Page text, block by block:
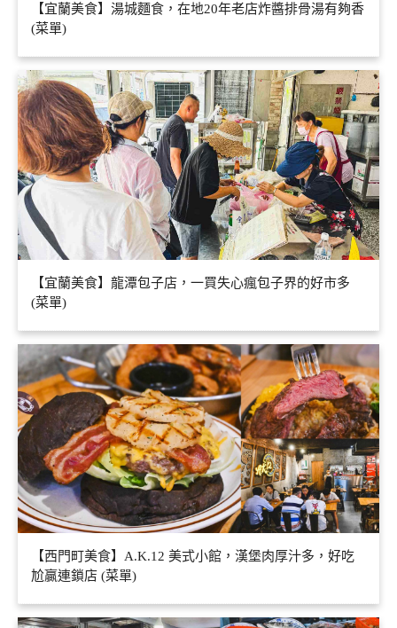
【宜蘭美食】湯城麵食，在地20年老店炸醬排骨湯有夠香
(菜單)
【宜蘭美食】龍潭包子店，一買失心瘋包子界的好市多
(菜單)
【西門町美食】A.K.12 美式小館，漢堡肉厚汁多，好吃
尬贏連鎖店 (菜單)